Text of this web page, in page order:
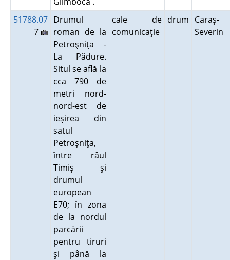
51788.07
7
Drumul
roman de la
Petroşniţa -
La Pădure.
Situl se află la
cca 790 de
metri nord-
nord-est de
ieşirea din
satul
Petroşniţa,
între râul
Timiş şi
drumul
european
E70; în zona
de la nordul
parcării
pentru tiruri
şi până la
cale de
comunicaţie
drum Caraş-
Severin